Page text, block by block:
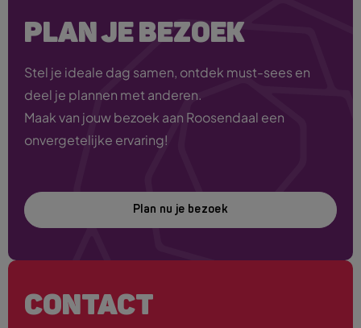
PLAN JE BEZOEK
Stel je ideale dag samen, ontdek must-sees en
deel je plannen met anderen.
Maak van jouw bezoek aan Roosendaal een
onvergetelijke ervaring!
Plan nu je bezoek
CONTACT